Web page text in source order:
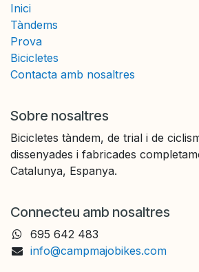
Inici
Tàndems
Prova
Bicicletes
Contacta amb nosaltres
Sobre nosaltres
Bicicletes tàndem, de trial i de
dissenyades i fabricades
Catalunya, Espanya.
Connecteu amb nosaltres
695 642 483
info@campmajobikes.com